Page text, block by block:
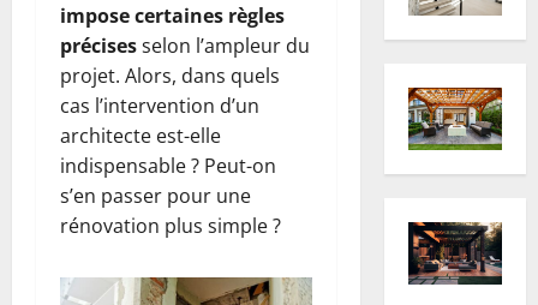
impose certaines règles
précisesselon l’ampleur du
projet. Alors, dans quels
cas l’intervention d’un
architecte est-elle
indispensable ? Peut-on
s’en passer pour une
rénovation plus simple ?